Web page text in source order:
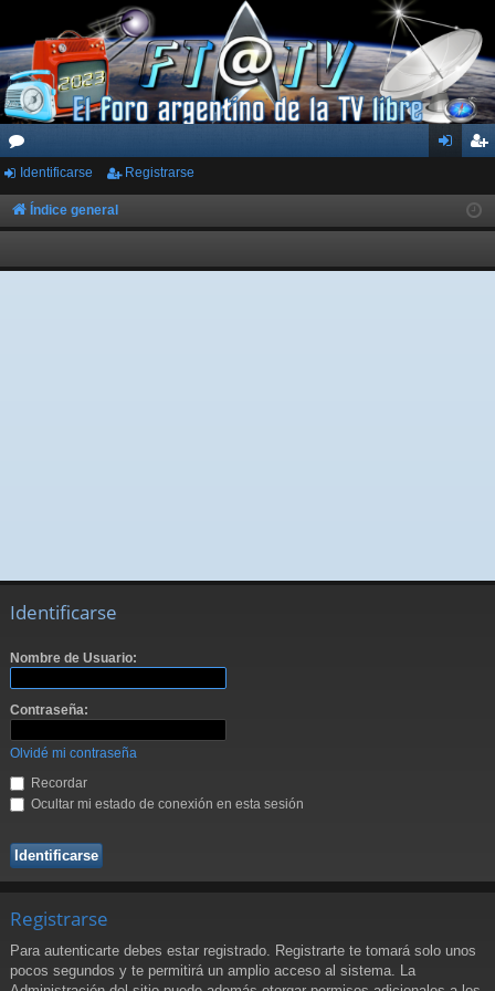
or
os
ar
ist
rs
Identificarse Registrarse
Índice general
Identificarse
Nombre de Usuario:
Contraseña:
Olvidé mi contraseña
Recordar
Ocultar mi estado de conexión en esta sesión
Registrarse
Para autenticarte debes estar registrado. Registrarte te tomará solo unos
pocos segundos y te permitirá un amplio acceso al sistema. La